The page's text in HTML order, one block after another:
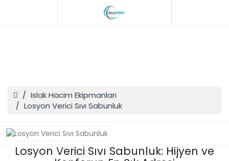
Islak Hacim Ekipmanları
Losyon Verici Sıvı Sabunluk
Losyon Verici Sıvı Sabunluk: Hijyen ve